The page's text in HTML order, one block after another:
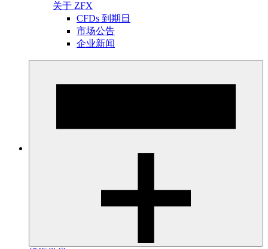
关于 ZFX
CFDs 到期日
市场公告
企业新闻